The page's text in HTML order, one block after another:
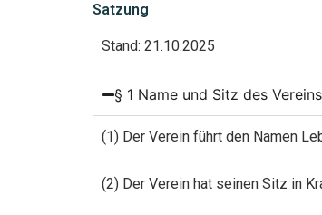
Satzung
Stand: 21.10.2025
§ 1 Name und Sitz des
(1) Der Verein führt den Namen
(2) Der Verein hat seinen Sitz in